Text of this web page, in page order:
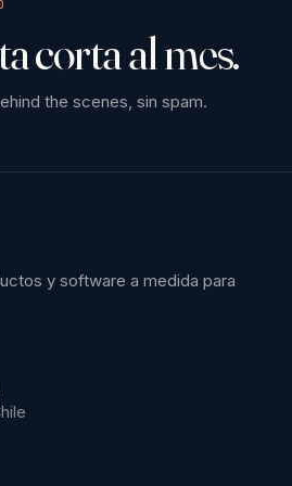
corta al mes.
the scenes, sin spam.
y software a medida para